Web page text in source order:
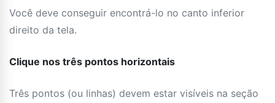
Você deve conseguir encontrá-lo no canto inferior
direito da tela.
Clique nos três pontos horizontais
Três pontos (ou linhas) devem estar visíveis na seção